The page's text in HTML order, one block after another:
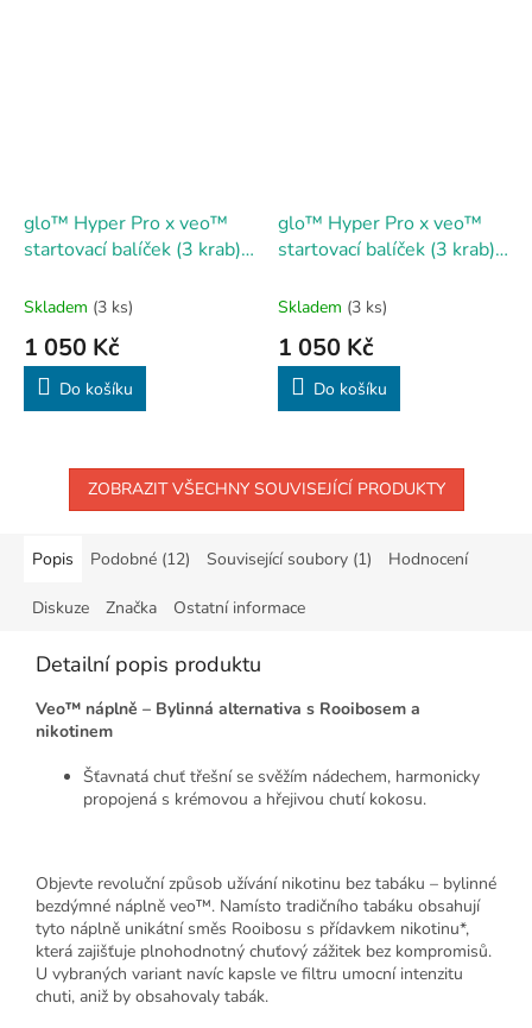
glo™ Hyper Pro x veo™
startovací balíček (3 krab) -
Skladem (3 ks)
1 050 Kč
Do košíku
glo™ Hyper Pro x veo™
startovací balíček (3 krab) -
Skladem (3 ks)
1 050 Kč
Do košíku
ZOBRAZIT VŠECHNY SOUVISEJÍCÍ PRODUKTY
Popis Podobné (12) Související soubory (1) Hodnocení
Diskuze Značka Ostatní informace
Detailní popis produktu
Veo™ náplně – Bylinná alternativa s Rooibosem a
nikotinem
Šťavnatá chuť třešní se svěžím nádechem, harmonicky
propojená s krémovou a hřejivou chutí kokosu.
Objevte revoluční způsob užívání nikotinu bez tabáku – bylinné
bezdýmné náplně veo™. Namísto tradičního tabáku obsahují
tyto náplně unikátní směs Rooibosu s přídavkem nikotinu*,
která zajišťuje plnohodnotný chuťový zážitek bez kompromisů.
U vybraných variant navíc kapsle ve filtru umocní intenzitu
chuti, aniž by obsahovaly tabák.